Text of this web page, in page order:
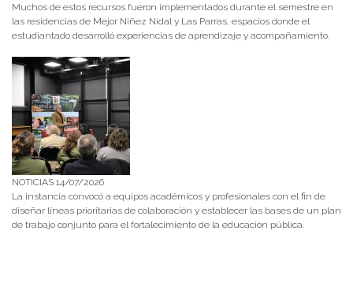
Muchos de estos recursos fueron implementados durante el semestre en
las residencias de Mejor Niñez Nidal y Las Parras, espacios donde el
estudiantado desarrolló experiencias de aprendizaje y acompañamiento.
NOTICIAS 14/07/2026
La instancia convocó a equipos académicos y profesionales con el fin de
diseñar líneas prioritarias de colaboración y establecer las bases de un plan
de trabajo conjunto para el fortalecimiento de la educación pública.